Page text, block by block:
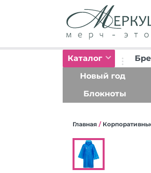
Каталог
Новый год
Блокноты
Главная /